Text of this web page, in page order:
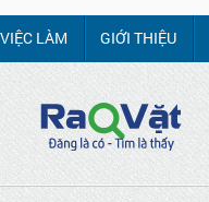
VIỆC LÀM GIỚI THIỆU